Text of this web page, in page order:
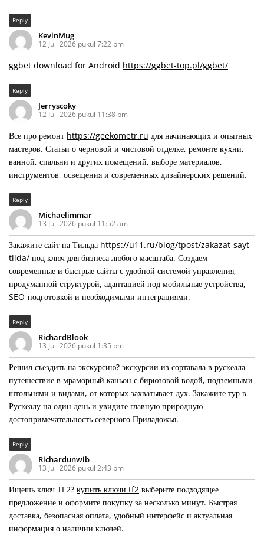
Reply
KevinMug
12 Juli 2026 pukul 7:22 pm
ggbet download for Android https://ggbet-top.pl/ggbet/
Reply
Jerryscoky
12 Juli 2026 pukul 11:38 pm
Все про ремонт https://geekometr.ru для начинающих и опытных
мастеров. Статьи о черновой и чистовой отделке, ремонте кухни,
ванной, спальни и других помещений, выборе материалов,
инструментов, освещения и современных дизайнерских решений.
Reply
Michaelimmar
13 Juli 2026 pukul 11:52 am
Закажите сайт на Тильда https://u11.ru/blog/tpost/zakazat-sayt-
tilda/ под ключ для бизнеса любого масштаба. Создаем
современные и быстрые сайты с удобной системой управления,
продуманной структурой, адаптацией под мобильные устройства,
SEO-подготовкой и необходимыми интеграциями.
Reply
RichardBlook
13 Juli 2026 pukul 1:35 pm
Решил съездить на экскурсию? экскурсии из сортавала в рускеала
путешествие в мраморный каньон с бирюзовой водой, подземными
штольнями и видами, от которых захватывает дух. Закажите тур в
Рускеалу на один день и увидите главную природную
достопримечательность северного Приладожья.
Reply
Richardunwib
13 Juli 2026 pukul 2:43 pm
Ищешь ключ TF2? купить ключи tf2 выберите подходящее
предложение и оформите покупку за несколько минут. Быстрая
доставка, безопасная оплата, удобный интерфейс и актуальная
информация о наличии ключей.